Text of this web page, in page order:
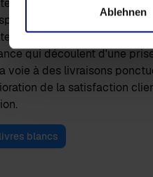
Ablehnen
en matière de Process
qui feront passer
à exceptionnelle. Avec
qui découlent d'une
voie à des livraisons
de la satisfaction
blancs